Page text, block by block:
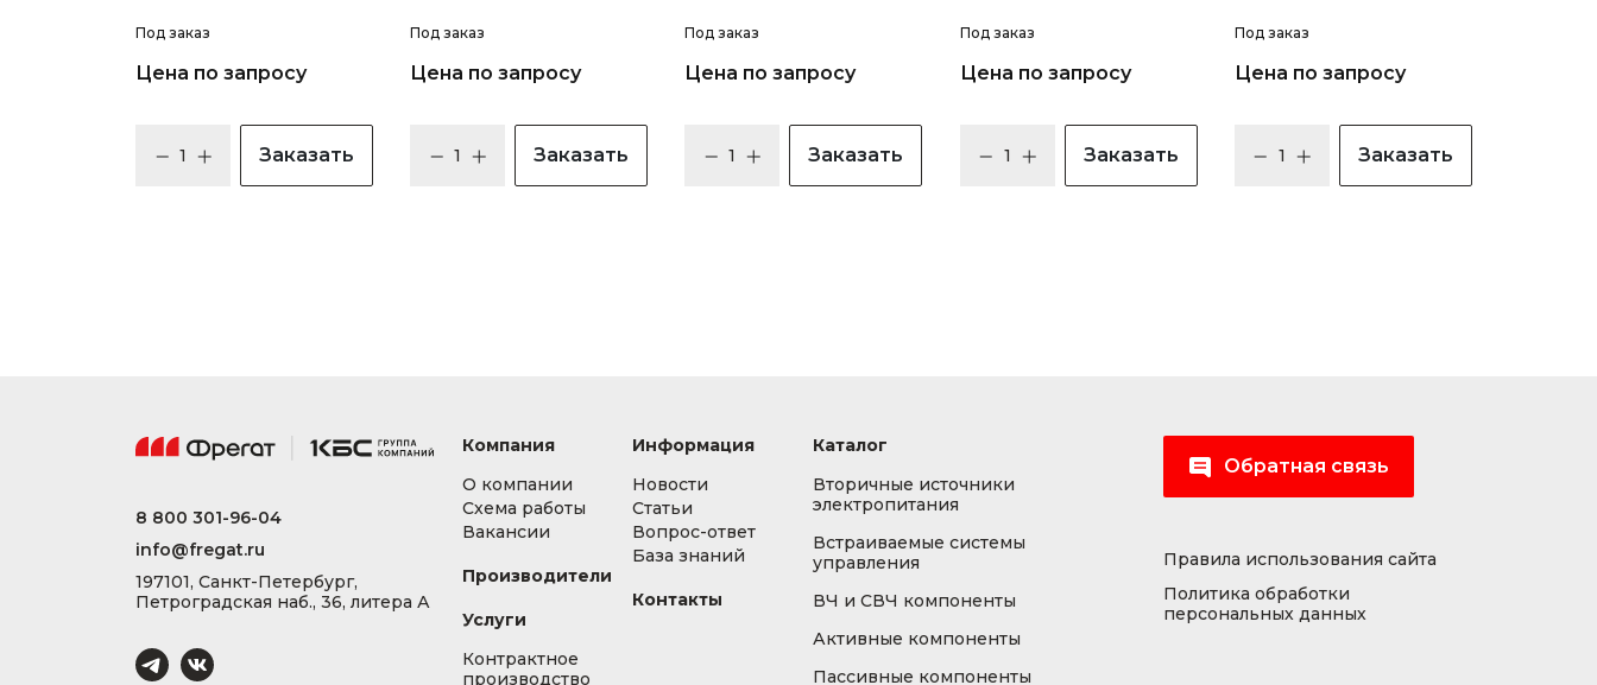
Под заказ
Цена по запросу
Заказать
Под заказ
Цена по запросу
Заказать
Под заказ
Цена по запросу
Заказать
Под заказ
Цена по запросу
Заказать
Под заказ
Цена по запросу
Заказать
8 800 301-96-04
info@fregat.ru
197101, Санкт-Петербург,
Петроградская наб., 36, литера А
Компания
О компании
Схема работы
Вакансии
Производители
Услуги
Контрактное
производство
Информация
Новости
Статьи
Вопрос-ответ
База знаний
Контакты
Каталог
Вторичные источники
электропитания
Встраиваемые системы
управления
ВЧ и СВЧ компоненты
Активные компоненты
Пассивные компоненты
Обратная связь
Правила использования сайта
Политика обработки
персональных данных